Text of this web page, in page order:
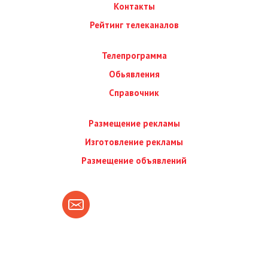
Контакты
Рейтинг телеканалов
Телепрограмма
Обьявления
Справочник
Размещение рекламы
Изготовление рекламы
Размещение объявлений